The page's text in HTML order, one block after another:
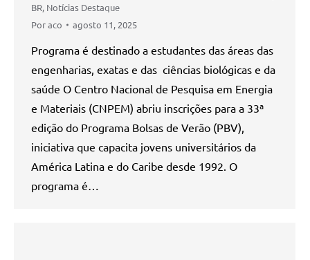
BR, Notícias Destaque
Poraco agosto 11, 2025
Programa é destinado a estudantes das áreas das
engenharias, exatas e das ciências biológicas e da
saúde O Centro Nacional de Pesquisa em Energia
e Materiais (CNPEM) abriu inscrições para a 33ª
edição do Programa Bolsas de Verão (PBV),
iniciativa que capacita jovens universitários da
América Latina e do Caribe desde 1992. O
programa é…